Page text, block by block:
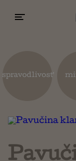
spravodlivosť